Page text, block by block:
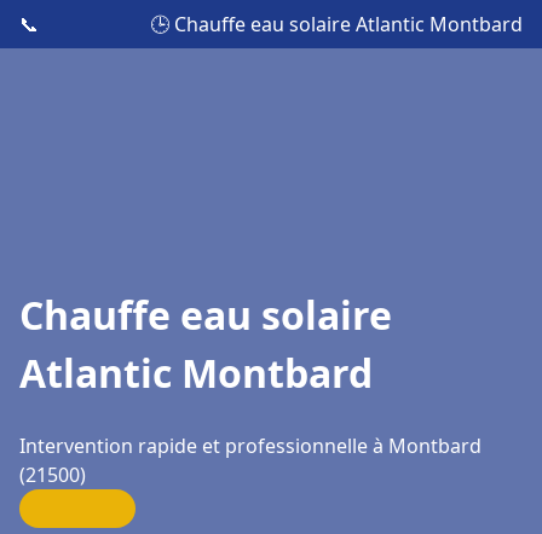
📞 🕒 Chauffe eau solaire Atlantic Montbard
Chauffe eau solaire
Atlantic Montbard
Intervention rapide et professionnelle à Montbard
(21500)